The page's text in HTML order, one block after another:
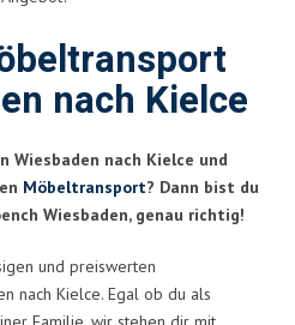
nach Kielce
Wiesbaden nach Kielce und
Möbeltransport? Dann bist du
Wiesbaden, genau richtig!
und preiswerten
nach Kielce. Egal ob du als